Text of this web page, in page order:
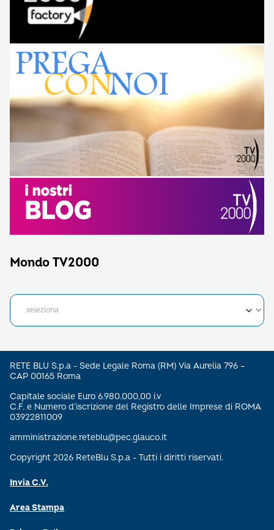
Mondo TV2000
RETE BLU S.p.a - Sede Legale Roma (RM) Via Aurelia 796 –
CAP 00165 Roma
Capitale sociale Euro 6.980.000,00 i.v
C.F. e Numero d’iscrizione del Registro delle Imprese di ROMA
03922811009
amministrazione.reteblu@pec.glauco.it
Copyright 2026 ReteBlu S.p.a - Tutti i diritti riservati.
Invia C.V.
Area Stampa